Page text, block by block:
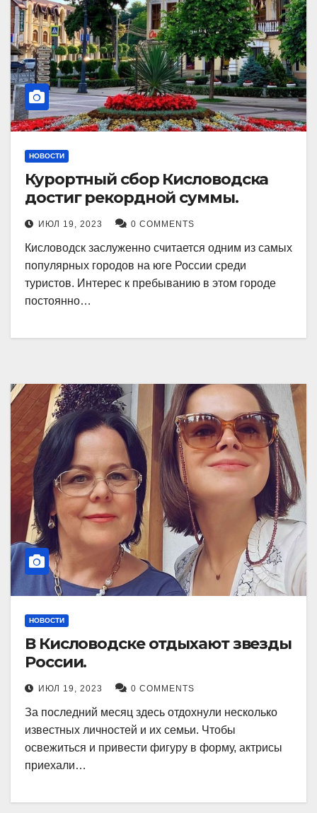
НОВОСТИ
Курортный сбор Кисловодска
достиг рекордной суммы.
ИЮЛ 19, 2023 0 COMMENTS
Кисловодск заслуженно считается одним из самых
популярных городов на юге России среди
туристов. Интерес к пребыванию в этом городе
постоянно…
НОВОСТИ
В Кисловодске отдыхают звезды
России.
ИЮЛ 19, 2023 0 COMMENTS
За последний месяц здесь отдохнули несколько
известных личностей и их семьи. Чтобы
освежиться и привести фигуру в форму, актрисы
приехали…